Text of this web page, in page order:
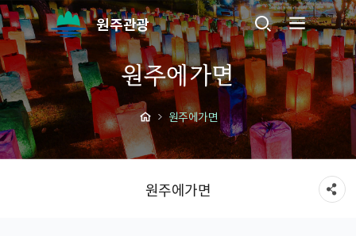
원주관광
원주에가면
원주에가면
원주에가면